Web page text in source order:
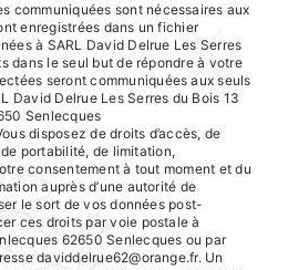
communiquées sont nécessaires aux
enregistrées dans un fichier
à SARL David Delrue Les Serres
dans le seul but de répondre à votre
seront communiquées aux seuls
David Delrue Les Serres du Bois 13
Senlecques
disposez de droits d’accès, de
portabilité, de limitation,
consentement à tout moment et du
auprès d’une autorité de
le sort de vos données post-
ces droits par voie postale à
62650 Senlecques ou par
daviddelrue62@orange.fr. Un